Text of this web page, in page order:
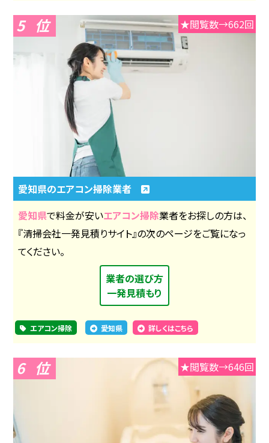
5 ★閲覧数→662回
愛知県のエアコン掃除業者
愛知県で料金が安いエアコン掃除業者をお探しの方は、
『清掃会社一発見積りサイト』の次のページをご覧になっ
てください。
業者の選び方
一発見積もり
エアコン掃除 愛知県 詳しくはこちら
6 ★閲覧数→646回